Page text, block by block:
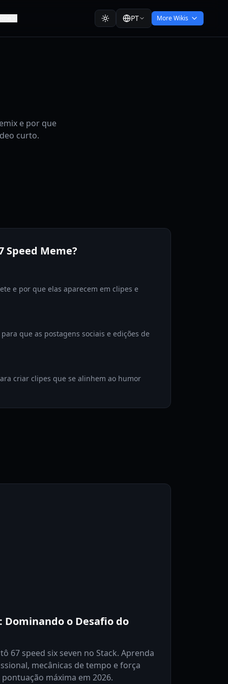
PT More Wikis
e por que
curto.
Speed Meme?
e por que elas aparecem em clipes e
que as postagens sociais e edições de
criar clipes que se alinhem ao humor
Dominando o Desafio do
67 speed six seven no Stack. Aprenda
mecânicas de tempo e força
máxima em 2026.